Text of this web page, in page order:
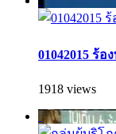
01042015 ร้
1918 views